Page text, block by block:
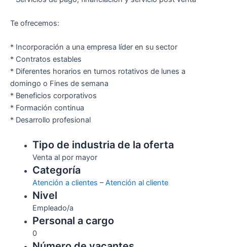
Te ofrecemos:
* Incorporación a una empresa líder en su sector
* Contratos estables
* Diferentes horarios en turnos rotativos de lunes a
domingo o Fines de semana
* Beneficios corporativos
* Formación continua
* Desarrollo profesional
Tipo de industria de la oferta
Venta al por mayor
Categoría
Atención a clientes –Atención al cliente
Nivel
Empleado/a
Personal a cargo
0